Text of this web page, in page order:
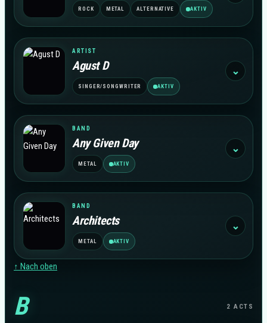
ROCK METAL ALTERNATIVE AKTIV
ARTIST
Agust D
SINGER/SONGWRITER AKTIV
⌄
BAND
Any Given Day
METAL AKTIV
⌄
BAND
Architects
METAL AKTIV
⌄
↑ Nach oben
B 2 ACTS